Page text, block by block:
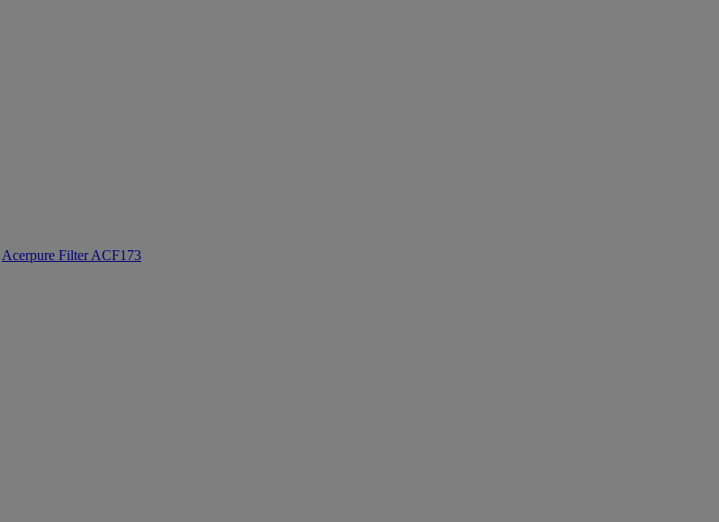
Acerpure Filter ACF173